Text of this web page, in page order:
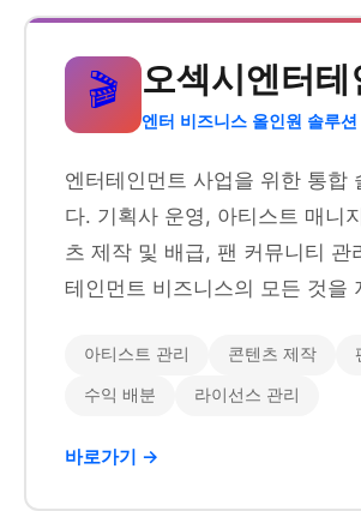
🎬 오섹시엔터테
엔터 비즈니스 올인원 솔루션
엔터테인먼트 사업을 위한 통합
다. 기획사 운영, 아티스트 매니
츠 제작 및 배급, 팬 커뮤니티 관
테인먼트 비즈니스의 모든 것을
아티스트 관리 콘텐츠 제작
수익 배분 라이선스 관리
바로가기 →